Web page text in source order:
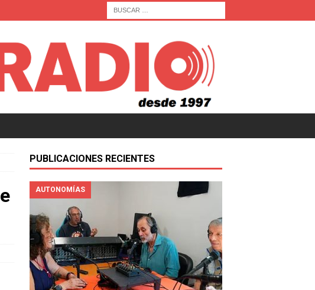
PUBLICACIONES RECIENTES
AUTONOMÍAS